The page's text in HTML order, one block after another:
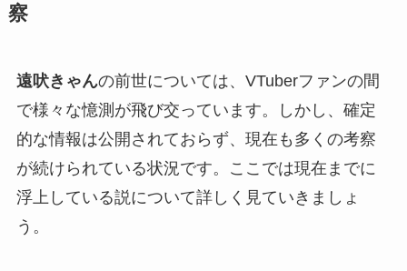
察
遠吠きゃんの前世については、VTuberファンの間
で様々な憶測が飛び交っています。しかし、確定
的な情報は公開されておらず、現在も多くの考察
が続けられている状況です。ここでは現在までに
浮上している説について詳しく見ていきましょ
う。